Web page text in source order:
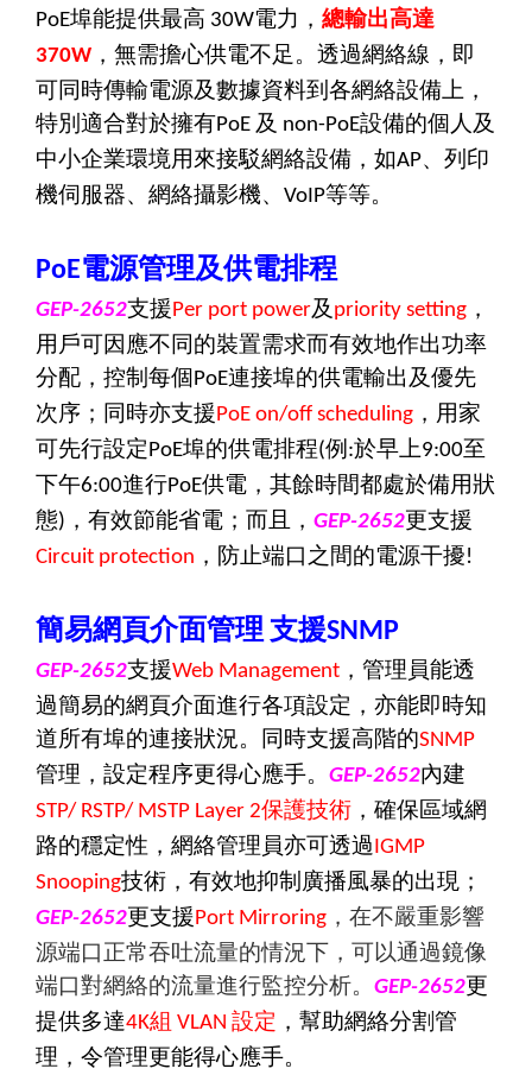
PoE埠能提供最高 30W電力， 總輸出高達
370W ，無需擔心供電不足。透過網絡線，即
可同時傳輸電源及數據資料到各網絡設備上，
特別適合對於擁有PoE 及 non-PoE設備的個人及
中小企業環境用來接駁網絡設備，如AP、列印
機伺服器、網絡攝影機、 VoIP等等。
PoE電源管理及供電排程
GEP-2652支援 Per port power及 priority setting ，
用戶可因應不同的裝置需求而有效地作出功率
分配，控制每個 PoE連接埠的供電輸出及優先
次序；同時亦支援 PoE on/off scheduling ，用家
可先行設定 PoE埠的供電排程(例:於早上9:00至
下午6:00進行PoE供電，其餘時間都處於備用狀
態) ，有效節能省電；而且， GEP-2652更支援
Circuit protection ，防止端口之間的電源干擾!
簡易網頁介面管理 支援SNMP
GEP-2652支援Web Management ，管理員能透
過簡易的網頁介面進行各項設定，亦能即時知
道所有埠的連接狀況。同時支援高階的SNMP
管理，設定程序更得心應手。 GEP-2652內建
STP/ RSTP/ MSTP Layer 2保護技術 ，確保區域網
路的穩定性，網絡管理員亦可透過 IGMP
Snooping技術，有效地抑制廣播風暴的出現；
GEP-2652更支援 Port Mirroring ，在不嚴重影響
源端口正常吞吐流量的情況下，可以通過鏡像
端口對網絡的流量進行監控分析。 GEP-2652更
提供多達4K組 VLAN 設定 ， 幫助網絡分割管
理， 令管理更能得心應手。